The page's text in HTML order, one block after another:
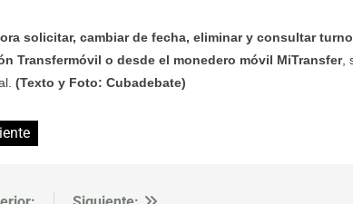
solicitar, cambiar de fecha, eliminar y consultar
Transfermóvil o desde el monedero móvil MiTransfer,
(Texto y Foto: Cubadebate)